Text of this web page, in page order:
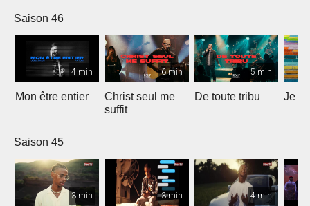
Saison 46
4 min
Mon être entier
6 min
Christ seul me
suffit
5 min
De toute tribu Je
Saison 45
3 min 3 min 4 min